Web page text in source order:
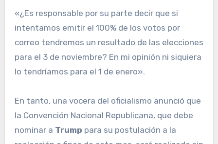
«¿Es responsable por su parte decir que si
intentamos emitir el 100% de los votos por
correo tendremos un resultado de las elecciones
para el 3 de noviembre? En mi opinión ni siquiera
lo tendríamos para el 1 de enero».
En tanto, una vocera del oficialismo anunció que
la Convención Nacional Republicana, que debe
nominar a Trump para su postulación a la